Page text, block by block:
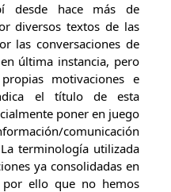
desde hace más de
diversos textos de las
las conversaciones de
última instancia, pero
motivaciones e
el título de esta
poner en juego
comunicación
terminología utilizada
ya consolidadas en
ello que no hemos